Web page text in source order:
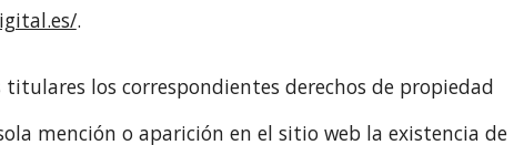
.
titulares los correspondientes derechos de propiedad
mención o aparición en el sitio web la existencia de